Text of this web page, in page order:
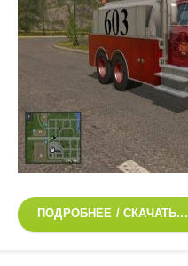
ПОДРОБНЕЕ / СКАЧАТЬ...